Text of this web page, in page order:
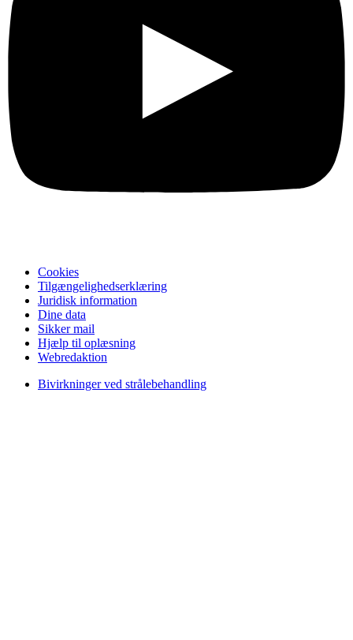
Cookies
Tilgængelighedserklæring
Juridisk information
Dine data
Sikker mail
Hjælp til oplæsning
Webredaktion
Bivirkninger ved strålebehandling